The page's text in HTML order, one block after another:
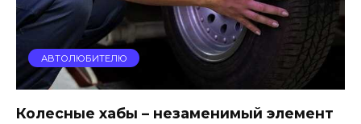
АВТОЛЮБИТЕЛЮ
Колесные хабы – незаменимый элемент